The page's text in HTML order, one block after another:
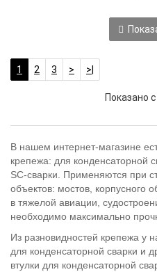
1 2 3 > >|
Показано
В нашем интернет-магазине
крепежа: для конденсаторной
SC-сварки. Применяются при
объектов: мостов, корпусного
в тяжелой авиации,
необходимо максимально
Из разновидностей крепежа у
для конденсаторной сварки и
втулки для конденсаторной